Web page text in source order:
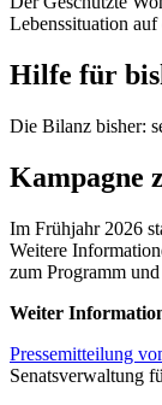
Lebenssituation
Hilfe für
Die Bilanz bisher:
Kampagne
Im Frühjahr 2026
Weitere
zum Programm
Weiter
Pressemitteilung
Senatsverwaltung